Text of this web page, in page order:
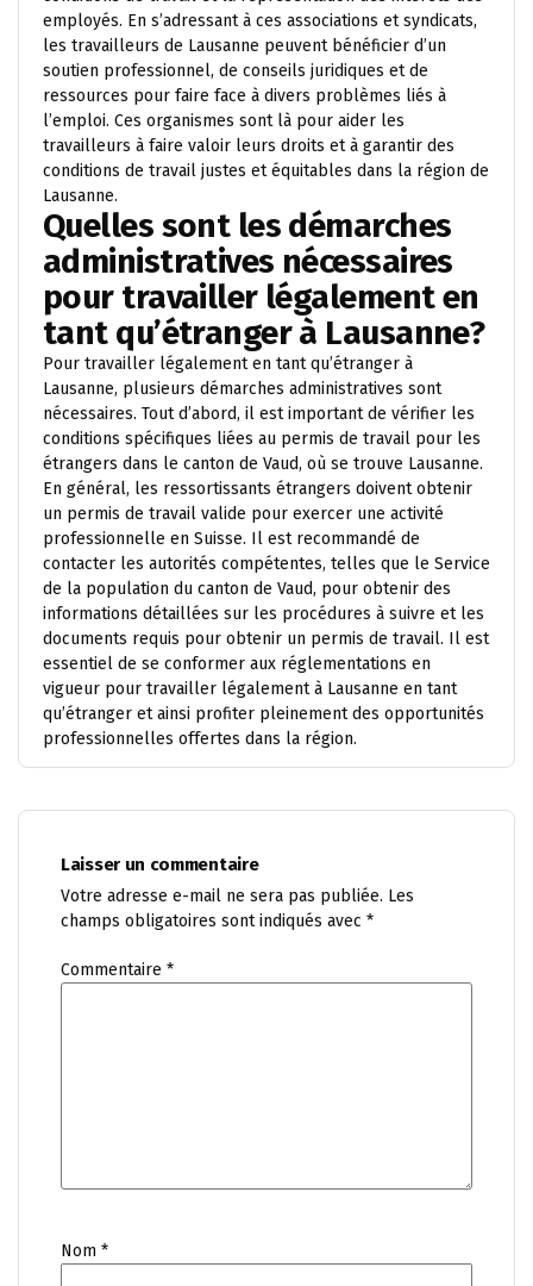
employés. En s’adressant à ces associations et syndicats,
les travailleurs de Lausanne peuvent bénéficier d’un
soutien professionnel, de conseils juridiques et de
ressources pour faire face à divers problèmes liés à
l’emploi. Ces organismes sont là pour aider les
travailleurs à faire valoir leurs droits et à garantir des
conditions de travail justes et équitables dans la région de
Lausanne.
Quelles sont les démarches
administratives nécessaires
pour travailler légalement en
tant qu’étranger à Lausanne?
Pour travailler légalement en tant qu’étranger à
Lausanne, plusieurs démarches administratives sont
nécessaires. Tout d’abord, il est important de vérifier les
conditions spécifiques liées au permis de travail pour les
étrangers dans le canton de Vaud, où se trouve Lausanne.
En général, les ressortissants étrangers doivent obtenir
un permis de travail valide pour exercer une activité
professionnelle en Suisse. Il est recommandé de
contacter les autorités compétentes, telles que le Service
de la population du canton de Vaud, pour obtenir des
informations détaillées sur les procédures à suivre et les
documents requis pour obtenir un permis de travail. Il est
essentiel de se conformer aux réglementations en
vigueur pour travailler légalement à Lausanne en tant
qu’étranger et ainsi profiter pleinement des opportunités
professionnelles offertes dans la région.
Laisser un commentaire
Votre adresse e-mail ne sera pas publiée. Les
champs obligatoires sont indiqués avec *
Commentaire *
Nom *